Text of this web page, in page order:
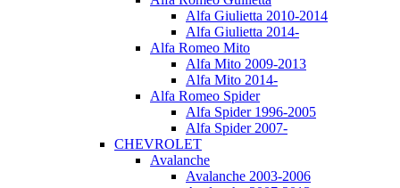
Alfa Giulietta 2010-2014
Alfa Giulietta 2014-
Alfa Romeo Mito
Alfa Mito 2009-2013
Alfa Mito 2014-
Alfa Romeo Spider
Alfa Spider 1996-2005
Alfa Spider 2007-
CHEVROLET
Avalanche
Avalanche 2003-2006